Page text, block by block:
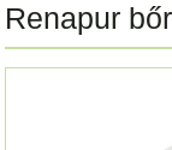
Renapur